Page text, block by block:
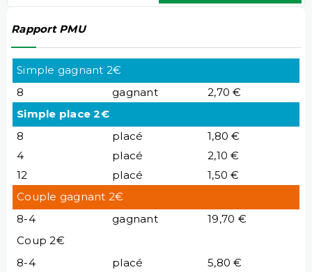
Rapport PMU
Simple gagnant 2€
8
gagnant
2,70 €
Simple place 2€
8
placé
1,80 €
4
placé
2,10 €
12
placé
1,50 €
Couple gagnant 2€
8-4
gagnant
19,70 €
Coup 2€
8-4
placé 5,80 €